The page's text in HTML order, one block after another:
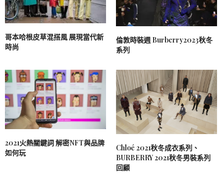
哥本哈根皮草混搭風 展現當代新
時尚
倫敦時裝週 Burberry2023秋冬
系列
2021火熱關鍵詞 解密NFT與品牌
如何玩
Chloé 2021秋冬成衣系列、
BURBERRY 2021秋冬男裝系列
回顧